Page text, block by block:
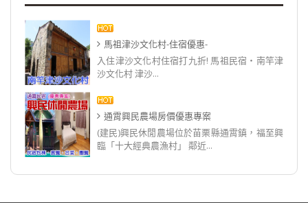
馬祖津沙文化村-住宿優惠-
入住津沙文化村住宿打九折! 馬祖民宿‧南竿津
沙文化村 津沙...
通霄興民農場房價優惠專案
(建民)興民休閒農場位於苗栗縣通霄鎮，福至興
臨「十大經典農漁村」 鄰近...